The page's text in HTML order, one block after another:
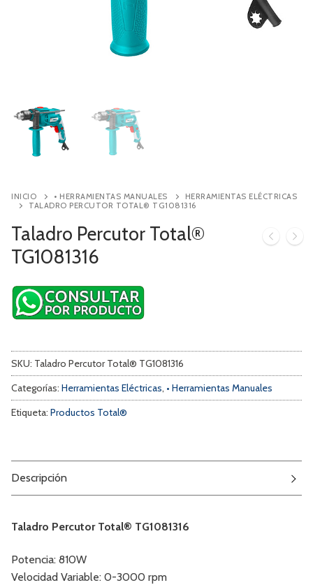
Contacto
INICIO • HERRAMIENTAS MANUALES
HERRAMIENTAS ELÉCTRICAS
TALADRO PERCUTOR TOTAL® TG1081316
Taladro Percutor Total®
TG1081316
SKU: Taladro Percutor Total® TG1081316
Categorías: Herramientas Eléctricas, • Herramientas Manuales
Etiqueta: Productos Total®
Descripción
Taladro Percutor Total® TG1081316
Potencia: 810W
Velocidad Variable: 0-3000 rpm